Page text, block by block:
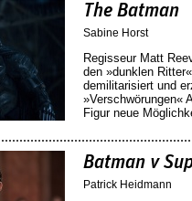
The Batman
Sabine Horst
Regisseur Matt
den »dunklen
demilitarisiert und
»Verschwörungen«
Figur neue
Batman v
Patrick Heidmann